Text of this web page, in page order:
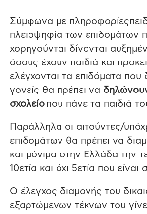
Σύμφωνα με
πλειοψηφία των επιδομάτων
χορηγούνται δίνονται
όσους έχουν παιδιά και
ελέγχονται τα επιδόματα που
γονείς θα πρέπει να
σχολείο που πάνε τα παιδιά
Παράλληλα οι αιτούντες/
επιδομάτων θα πρέπει να
και μόνιμα στην Ελλάδα την
10ετία και όχι 5ετία που είναι
Ο έλεγχος διαμονής του
εξαρτώμενων τέκνων του